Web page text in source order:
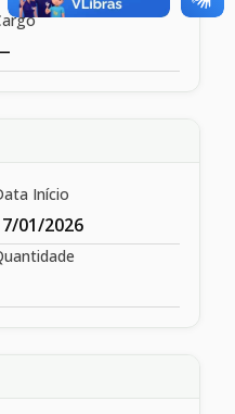
Início
01/2026